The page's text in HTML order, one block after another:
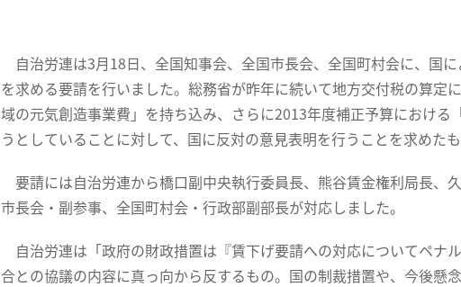
自治労連は3月18日、全国知事会、全国市長会、全国町村会に、国
を求める要請を行いました。総務省が昨年に続いて地方交付税の算定
域の元気創造事業費」を持ち込み、さらに2013年度補正予算におけ
うとしていることに対して、国に反対の意見表明を行うことを求めたも
要請には自治労連から橋口副中央執行委員長、熊谷賃金権利局長、
市長会・副参事、全国町村会・行政部副部長が対応しました。
自治労連は「政府の財政措置は『賃下げ要請への対応についてペナ
合との協議の内容に真っ向から反するもの。国の制裁措置や、今後懸